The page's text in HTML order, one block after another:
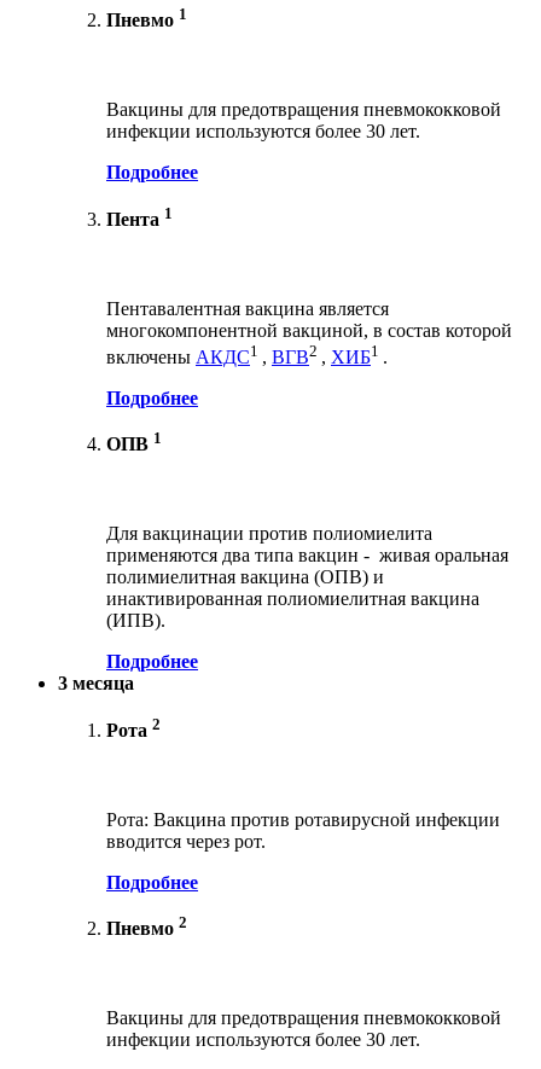
Пневмо 1
Вакцины для предотвращения пневмококковой
инфекции используются более 30 лет.
Подробнее
Пента 1
Пентавалентная вакцина является
многокомпонентной вакциной, в состав которой
включены АКДС1 , ВГВ2 , ХИБ1 .
Подробнее
ОПВ 1
Для вакцинации против полиомиелита
применяются два типа вакцин - живая оральная
полимиелитная вакцина (ОПВ) и
инактивированная полиомиелитная вакцина
(ИПВ).
Подробнее
3 месяца
Рота 2
Рота: Вакцина против ротавирусной инфекции
вводится через рот.
Подробнее
Пневмо 2
Вакцины для предотвращения пневмококковой
инфекции используются более 30 лет.